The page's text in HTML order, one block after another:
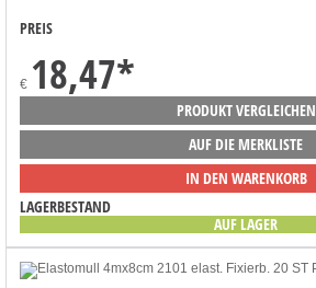
PREIS
€ 18,47*
PRODUKT VERGLEICHEN
AUF DIE MERKLISTE
IN DEN WARENKORB
LAGERBESTAND
AUF LAGER